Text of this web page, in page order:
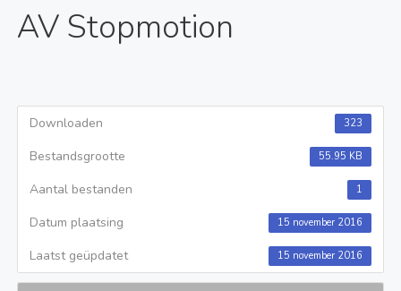
AV Stopmotion
Downloaden 323
Bestandsgrootte 55.95 KB
Aantal bestanden 1
Datum plaatsing 15 november 2016
Laatst geüpdatet 15 november 2016